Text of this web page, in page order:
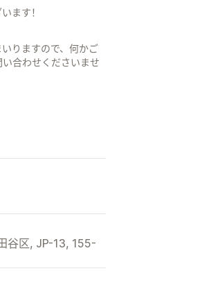
ます！
りますので、何かご
合わせくださいませ
谷区, JP-13, 155-